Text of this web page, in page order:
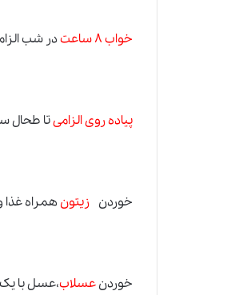
خواب ۸ ساعت در شب
پیاده روی الزامیتا طحال
خوردن زیتون همراه
خوردنعسلاب،عسل با